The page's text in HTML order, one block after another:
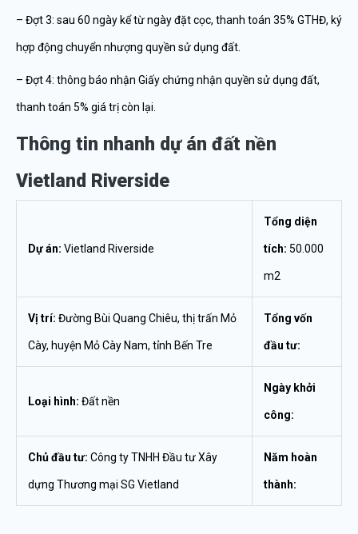
– Đợt 3: sau 60 ngày kể từ ngày đặt cọc, thanh toán 35% GTHĐ, ký
hợp động chuyển nhượng quyền sử dụng đất.
– Đợt 4: thông báo nhận Giấy chứng nhận quyền sử dụng đất,
thanh toán 5% giá trị còn lại.
Thông tin nhanh dự án đất nền
Vietland Riverside
Dự án: Vietland Riverside
Tổng diện
tích: 50.000
m2
Vị trí: Đường Bùi Quang Chiêu, thị trấn Mỏ
Cày, huyện Mỏ Cày Nam, tỉnh Bến Tre
Tổng vốn
đầu tư:
Loại hình: Đất nền
Ngày khởi
công:
Chủ đầu tư: Công ty TNHH Đầu tư Xây
dựng Thương mại SG Vietland
Năm hoàn
thành: